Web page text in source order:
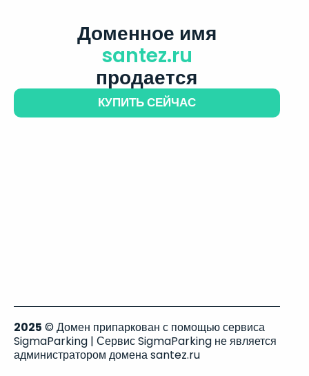
Доменное имя
santez.ru
продается
КУПИТЬ СЕЙЧАС
2025 © Домен припаркован с помощью сервиса
SigmaParking | Сервис SigmaParking не является
администратором домена santez.ru